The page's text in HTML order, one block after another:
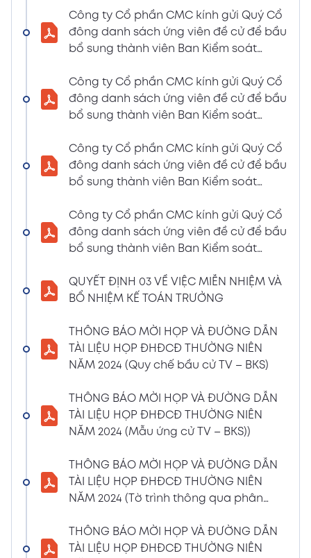
LIỆU HỌP ĐHĐCĐ THƯỜNG NIÊN NĂM 2024
(Tờ trình miễn nhiệm và bầu bổ sung TV –
6:07 PM
THÔNG BÁO MỜI HỌP VÀ ĐƯỜNG DẪN TÀI
LIỆU HỌP ĐHĐCĐ THƯỜNG NIÊN NĂM 2024
ứng cử TV – BKS)
02/04/2024
6:07 PM
LIỆU HỌP ĐHĐCĐ THƯỜNG NIÊN NĂM 2024
(The Biểu quyết)
Xem PDF
02/04/2024
THÔNG BÁO MỜI HỌP VÀ ĐƯỜNG DẪN TÀI
LIỆU HỌP ĐHĐCĐ THƯỜNG NIÊN NĂM 2024
(Phiếu Biểu quyết)
02/04/2024
6:07 PM
LIỆU HỌP ĐHĐCĐ THƯỜNG NIÊN NĂM 2024
(Phiếu Bầu bổ sung thành viên BKS)
Xem PDF
02/04/2024
THÔNG BÁO MỜI HỌP VÀ ĐƯỜNG DẪN TÀI
LIỆU HỌP ĐHĐCĐ THƯỜNG NIÊN NĂM 2024
(Dự thảo biên bản họp ĐHĐCĐ)
Xem PDF
6:07 PM
THÔNG BÁO MỜI HỌP VÀ ĐƯỜNG DẪN TÀI
Công ty Cổ phần CMC kính gửi Quý Cổ
đông danh sách ứng viên đề cử để bầu
bổ sung thành viên Ban Kiểm soát
Huyền)
Công ty Cổ phần CMC kính gửi Quý Cổ
đông danh sách ứng viên đề cử để bầu
bổ sung thành viên Ban Kiểm soát
Huyền)
Công ty Cổ phần CMC kính gửi Quý Cổ
đông danh sách ứng viên đề cử để bầu
bổ sung thành viên Ban Kiểm soát
Huyền)
Công ty Cổ phần CMC kính gửi Quý Cổ
đông danh sách ứng viên đề cử để bầu
bổ sung thành viên Ban Kiểm soát
Huyền)
QUYẾT ĐỊNH 03 VỀ VIỆC MIỄN NHIỆM VÀ
BỔ NHIỆM KẾ TOÁN TRƯỞNG
THÔNG BÁO MỜI HỌP VÀ ĐƯỜNG DẪN
TÀI LIỆU HỌP ĐHĐCĐ THƯỜNG NIÊN
NĂM 2024 (Quy chế bầu cử TV – BKS)
THÔNG BÁO MỜI HỌP VÀ ĐƯỜNG DẪN
TÀI LIỆU HỌP ĐHĐCĐ THƯỜNG NIÊN
NĂM 2024 (Mẫu ứng cử TV – BKS))
THÔNG BÁO MỜI HỌP VÀ ĐƯỜNG DẪN
TÀI LIỆU HỌP ĐHĐCĐ THƯỜNG NIÊN
NĂM 2024 (Tờ trình thông qua phân
BKS)
THÔNG BÁO MỜI HỌP VÀ ĐƯỜNG DẪN
TÀI LIỆU HỌP ĐHĐCĐ THƯỜNG NIÊN